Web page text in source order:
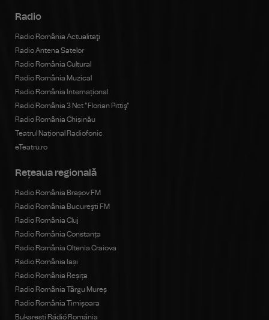
Radio
Radio România Actualitaţi
Radio Antena Satelor
Radio România Cultural
Radio România Muzical
Radio România Internațional
Radio România 3 Net "Florian Pittiş"
Radio România Chișinău
Teatrul Național Radiofonic
eTeatru.ro
Rețeaua regională
Radio România Brașov FM
Radio România Bucureşti FM
Radio România Cluj
Radio România Constanța
Radio România Oltenia Craiova
Radio România Iași
Radio România Reșița
Radio România Târgu Mureș
Radio România Timișoara
Bukaresti Rádió Románia